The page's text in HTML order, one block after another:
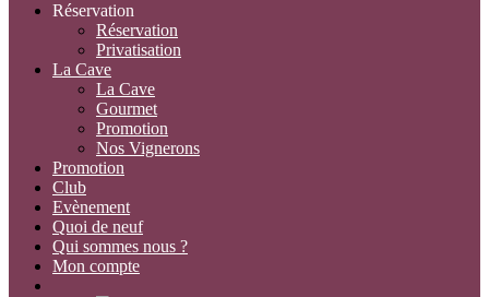
Réservation
Réservation
Privatisation
La Cave
La Cave
Gourmet
Promotion
Nos Vignerons
Promotion
Club
Evènement
Quoi de neuf
Qui sommes nous ?
Mon compte